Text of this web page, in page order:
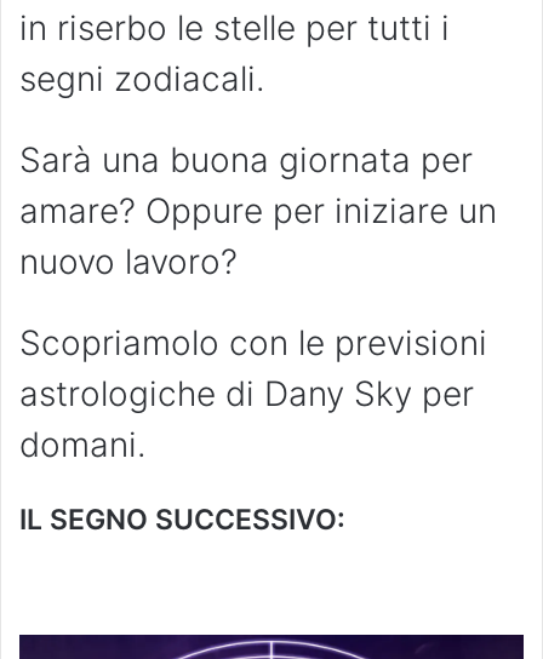
in riserbo le stelle per tutti i
segni zodiacali.
Sarà una buona giornata per
amare? Oppure per iniziare un
nuovo lavoro?
Scopriamolo con le previsioni
astrologiche di Dany Sky per
domani.
IL SEGNO SUCCESSIVO: